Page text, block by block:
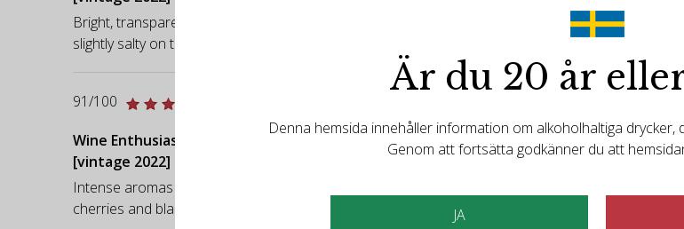
Bright, transparent ruby red. Fine bouquet, with hints of sour cherry, marzipan and violets. On
slightly salty on the finish.
91/100
Wine Enthusiast
[vintage 2022]
Intense aromas of macerated raspberry, tart plum, fresh herbs and violets bound out of the
cherries and black tea flavors make this wine a great pairing for an earth-driven dish.
Är du 20 år
Denna hemsida innehåller information om alkoholhaltiga drycker,
Genom att fortsätta godkänner du att
JA